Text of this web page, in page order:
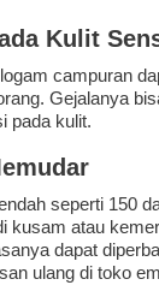
Kulit
campuran
Gejalanya
pada kulit.
seperti 150
kusam atau
dapat
ulang di toko